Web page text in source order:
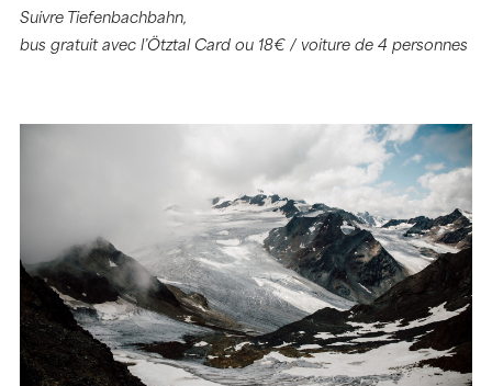
Suivre Tiefenbachbahn,
bus gratuit avec l’Ötztal Card ou 18€ / voiture de 4 personnes